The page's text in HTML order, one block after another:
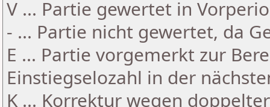
V ... Partie gewertet in
- ... Partie nicht gewertet, da
E ... Partie vorgemerkt zur
Einstiegselozahl in der
K ... Korrektur wegen